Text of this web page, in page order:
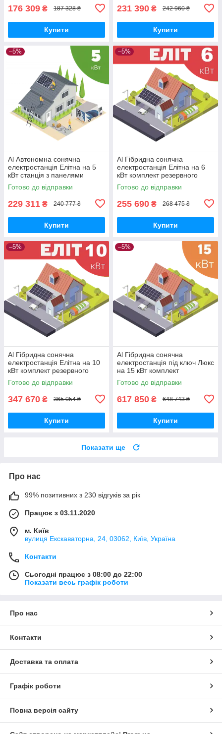
176 309 ₴ 187 328 ₴
Купити
231 390 ₴ 242 960 ₴
Купити
–5%
Al Автономна сонячна
електростанція Елітна на 5
кВт станція з панелями
батареями та акумулятором
для будинку
Готово до відправки
229 311 ₴ 240 777 ₴
Купити
–5%
Al Гібридна сонячна
електростанція Елітна на 6
кВт комплект резервного
живлення для дому з АКБ та
панелями
Готово до відправки
255 690 ₴ 268 475 ₴
Купити
–5%
Al Гібридна сонячна
електростанція Елітна на 10
кВт комплект резервного
живлення для дому з АКБ та
панелями
Готово до відправки
347 670 ₴ 365 054 ₴
Купити
–5%
Al Гібридна сонячна
електростанція під ключ Люкс
на 15 кВт комплект
резервного живлення для
дому з АКБ
Готово до відправки
617 850 ₴ 648 743 ₴
Купити
Показати ще
Про нас
99% позитивних з 230 відгуків за рік
Працює з 03.11.2020
м. Київ
вулиця Екскаваторна, 24, 03062, Київ, Україна
Контакти
Сьогодні працює з 08:00 до 22:00
Показати весь графік роботи
Про нас
Контакти
Доставка та оплата
Графік роботи
Повна версія сайту